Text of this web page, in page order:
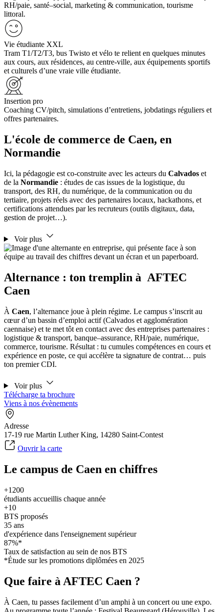
RH/paie, santé–social, marketing & communication, tourisme
littoral.
Vie étudiante XXL
Tram T1/T2/T3, bus Twisto et vélo te relient en quelques minutes
aux cours, aux résidences, au centre-ville, aux équipements sportifs
et culturels d’une vraie ville étudiante.
Insertion pro
Coaching CV/pitch, simulations d’entretiens, jobdatings réguliers et
offres partenaires.
L'école de commerce de Caen, en
Normandie
Ici, la pédagogie est co-construite avec les acteurs du Calvados et
de la Normandie : études de cas issues de la logistique, du
transport, des RH, du numérique, de la communication ou du
tertiaire, projets réels avec des partenaires locaux, hackathons, et
certifications attendues par les recruteurs (outils digitaux, data,
gestion de projet…).
Voir plus
Alternance : ton tremplin à AFTEC
Caen
À Caen, l’alternance joue à plein régime. Le campus s’inscrit au
cœur d’un bassin d’emploi actif (Calvados et agglomération
caennaise) et te met tôt en contact avec des entreprises partenaires :
logistique & transport, banque–assurance, RH/paie, numérique,
commerce, tourisme. Résultat : tu cumules compétences en cours et
expérience en poste, ce qui accélère ta signature de contrat… puis
ton premier CDI.
Voir plus
Télécharge ta brochure
Viens à nos évènements
Adresse
17-19 rue Martin Luther King, 14280 Saint-Contest
Ouvrir la carte
Le campus de Caen en chiffres
+1200
étudiants accueillis chaque année
+10
BTS proposés
35 ans
d'expérience dans l'enseignement supérieur
87%*
Taux de satisfaction au sein de nos BTS
*Étude sur les promotions diplômées en 2025
Que faire à AFTEC Caen ?
À Caen, tu passes facilement d’un amphi à un concert ou une expo.